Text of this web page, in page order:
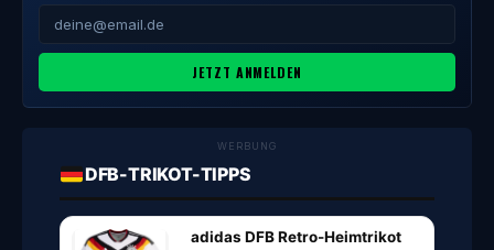
JETZT ANMELDEN
WERBUNG
DFB-TRIKOT-TIPPS
adidas DFB Retro-Heimtrikot